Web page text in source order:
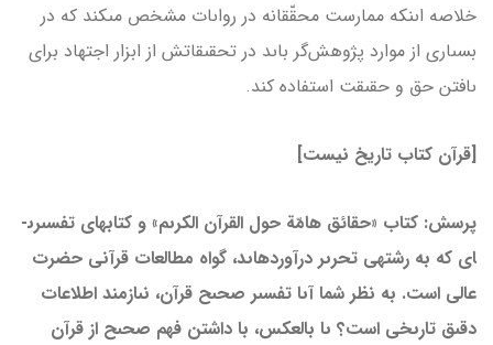
خلاصه اىنکه ممارست محقّقانه در رواىات مشخص مى­کند که در
بسىارى از موارد پژوهش‌گر باىد در تحقىقاتش از ابزار اجتهاد براى
ىافتن حق و حقىقت استفاده کند.
[قرآن کتاب تاریخ نیست]
پرسش: کتاب «حقائق هامّة حول القرآن الکرىم» و کتاب­هاى تفسىرى­
اى که به رشته­ى تحرىر درآورده­اىد، گواه مطالعات قرآنى حضرت
عالى است. به نظر شما آىا تفسىر صحىح قرآن، نىازمند اطلاعات
دقىق تارىخى است؟ ىا بالعکس، با داشتن فهم صحىح از قرآن